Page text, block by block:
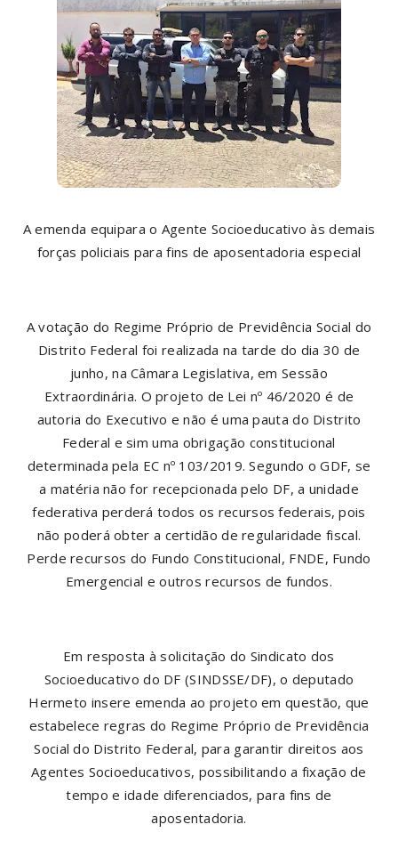
A emenda equipara o Agente Socioeducativo às demais
forças policiais para fins de aposentadoria especial
A votação do Regime Próprio de Previdência Social do
Distrito Federal foi realizada na tarde do dia 30 de
junho, na Câmara Legislativa, em Sessão
Extraordinária. O projeto de Lei nº 46/2020 é de
autoria do Executivo e não é uma pauta do Distrito
Federal e sim uma obrigação constitucional
determinada pela EC nº 103/2019. Segundo o GDF, se
a matéria não for recepcionada pelo DF, a unidade
federativa perderá todos os recursos federais, pois
não poderá obter a certidão de regularidade fiscal.
Perde recursos do Fundo Constitucional, FNDE, Fundo
Emergencial e outros recursos de fundos.
Em resposta à solicitação do Sindicato dos
Socioeducativo do DF (SINDSSE/DF), o deputado
Hermeto insere emenda ao projeto em questão, que
estabelece regras do Regime Próprio de Previdência
Social do Distrito Federal, para garantir direitos aos
Agentes Socioeducativos, possibilitando a fixação de
tempo e idade diferenciados, para fins de
aposentadoria.